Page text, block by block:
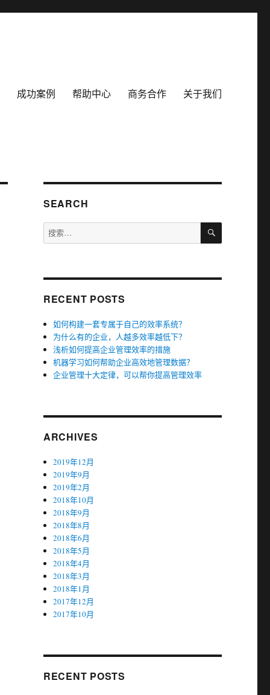
成功案例 帮助中心 商务合作 关于我们
SEARCH
搜
索：
搜
RECENT POSTS
如何构建一套专属于自己的效率系统？
为什么有的企业，人越多效率越低下？
浅析如何提高企业管理效率的措施
机器学习如何帮助企业高效地管理数据？
企业管理十大定律，可以帮你提高管理效率
ARCHIVES
2019年12月
2019年9月
2019年2月
2018年10月
2018年9月
2018年8月
2018年6月
2018年5月
2018年4月
2018年3月
2018年1月
2017年12月
2017年10月
RECENT POSTS